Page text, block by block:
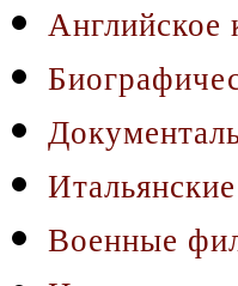
Английское
Военные